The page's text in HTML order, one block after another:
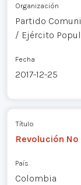
Organización
Partido
/ Ejército
Fecha
2017-12-25
Título
Revolución Nº
País
Colombia